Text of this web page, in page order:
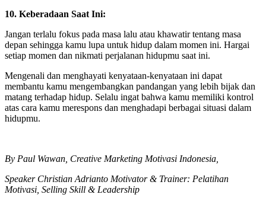
10. Keberadaan Saat Ini:
Jangan terlalu fokus pada masa lalu atau khawatir tentang masa
depan sehingga kamu lupa untuk hidup dalam momen ini. Hargai
setiap momen dan nikmati perjalanan hidupmu saat ini.
Mengenali dan menghayati kenyataan-kenyataan ini dapat
membantu kamu mengembangkan pandangan yang lebih bijak dan
matang terhadap hidup. Selalu ingat bahwa kamu memiliki kontrol
atas cara kamu merespons dan menghadapi berbagai situasi dalam
hidupmu.
By Paul Wawan, Creative Marketing Motivasi Indonesia,
Speaker Christian Adrianto Motivator & Trainer: Pelatihan
Motivasi, Selling Skill & Leadership